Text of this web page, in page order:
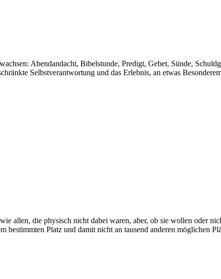
Abendandacht, Bibelstunde, Predigt, Gebet, Sünde,
Selbstverantwortung und das Erlebnis, an etwas
allen, die physisch nicht dabei waren, aber, ob sie wollen oder
bestimmten Platz und damit nicht an tausend anderen möglichen